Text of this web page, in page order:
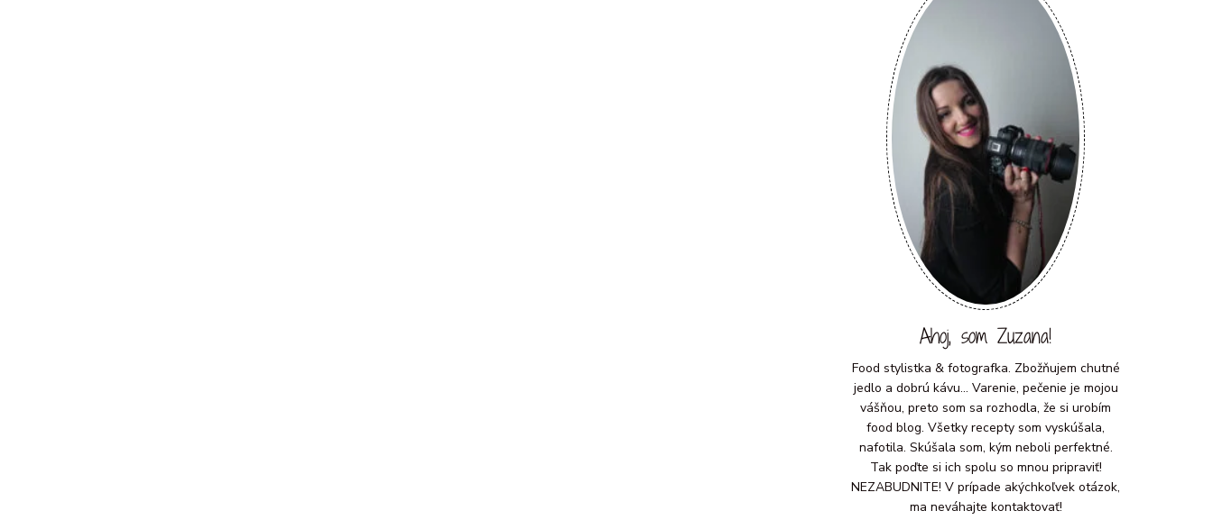
Ahoj, som Zuzana!
Food stylistka & fotografka. Zbožňujem chutné
jedlo a dobrú kávu... Varenie, pečenie je mojou
vášňou, preto som sa rozhodla, že si urobím
food blog. Všetky recepty som vyskúšala,
nafotila. Skúšala som, kým neboli perfektné.
Tak poďte si ich spolu so mnou pripraviť!
NEZABUDNITE! V prípade akýchkoľvek otázok,
ma neváhajte kontaktovať!